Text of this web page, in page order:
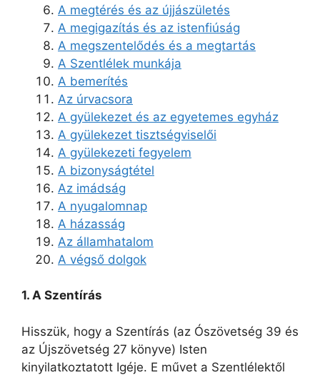
A megtérés és az újjászületés
A megigazítás és az istenfiúság
A megszentelődés és a megtartás
A Szentlélek munkája
A bemerítés
Az úrvacsora
A gyülekezet és az egyetemes egyház
A gyülekezet tisztségviselői
A gyülekezeti fegyelem
A bizonyságtétel
Az imádság
A nyugalomnap
A házasság
Az államhatalom
A végső dolgok
1. A Szentírás
Hisszük, hogy a Szentírás (az Ószövetség 39 és
az Újszövetség 27 könyve) Isten
kinyilatkoztatott Igéje. E művet a Szentlélektől